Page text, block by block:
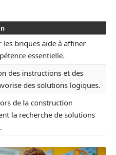
les briques aide à affiner
essentielle.
des instructions et des
des solutions logiques.
de la construction
la recherche de solutions